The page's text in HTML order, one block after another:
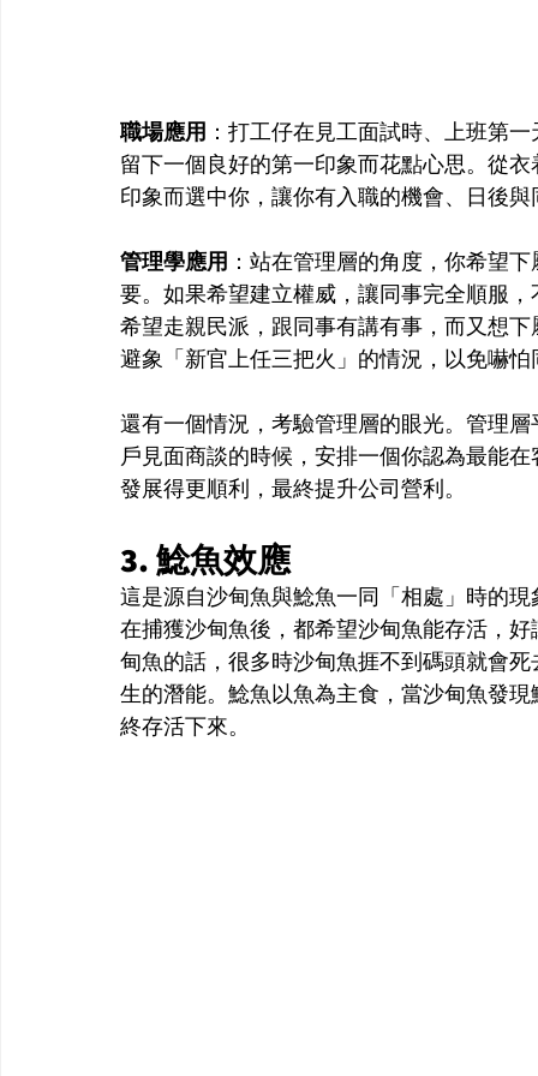
職場應用 ：打工仔在見工面試時、上班第
留下一個良好的第一印象而花點心思。從
印象而選中你，讓你有入職的機會、日後與
管理學應用 ：站在管理層的角度，你希望
要。如果希望建立權威，讓同事完全順服
希望走親民派，跟同事有講有事，而又想
避象「新官上任三把火」的情況，以免嚇怕
還有一個情況，考驗管理層的眼光。管理
戶見面商談的時候，安排一個你認為最能
發展得更順利，最終提升公司營利。
3. 鯰魚效應
這是源自沙甸魚與鯰魚一同「相處」時的
在捕獲沙甸魚後，都希望沙甸魚能存活，
甸魚的話，很多時沙甸魚捱不到碼頭就會
生的潛能。鯰魚以魚為主食，當沙甸魚發
終存活下來。